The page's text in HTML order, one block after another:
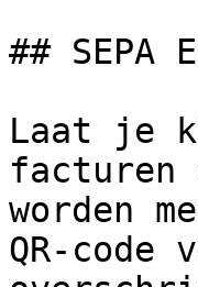
## SEPA
Laat je
facturen
worden
QR-